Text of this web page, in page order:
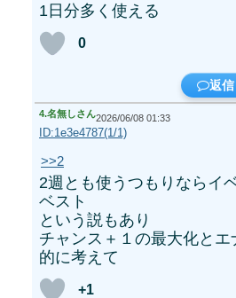
1日分多く使える
0
返信
4.名無しさん2026/06/08 01:33
ID:1e3e4787(1/1)
>>2
2週とも使うつもりならイ
ベスト
という説もあり
チャンス＋１の最大化と
的に考えて
+1